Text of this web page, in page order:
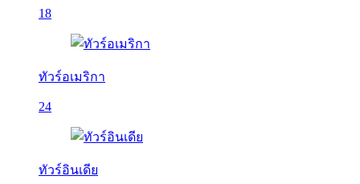
18
ทัวร์อเมริกา
24
ทัวร์อินเดีย